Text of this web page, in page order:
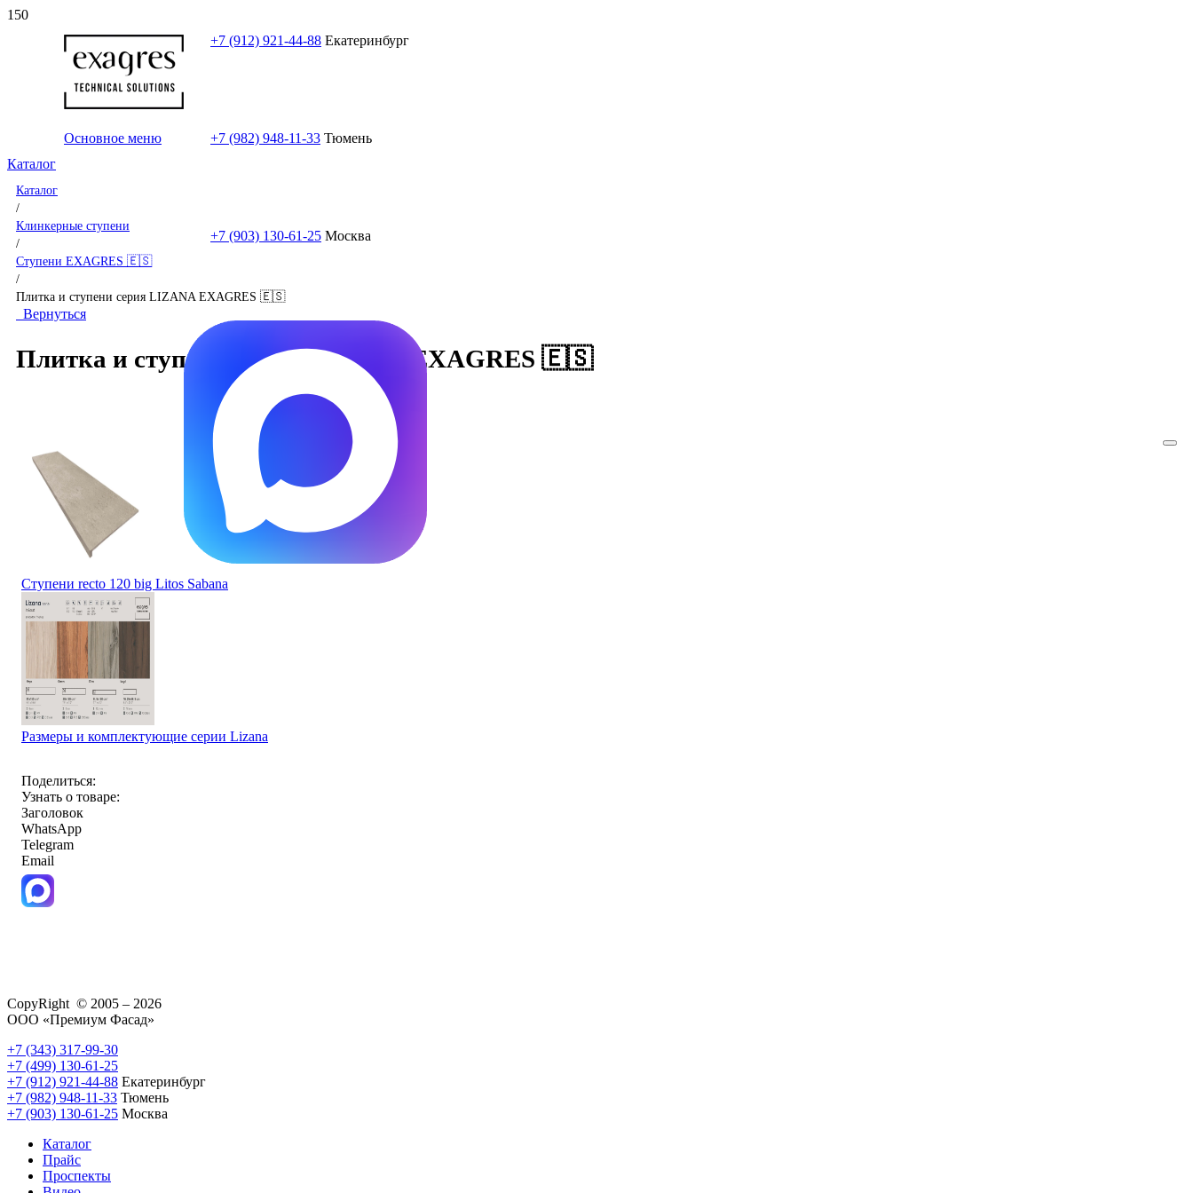
+7 (912) 921-44-88 Екатеринбург
+7 (982) 948-11-33 Тюмень
+7 (903) 130-61-25 Москва
Основное меню
Каталог
Каталог
/
Клинкерные ступени
/
Ступени EXAGRES 🇪🇸
/
Плитка и ступени серия LIZANA EXAGRES 🇪🇸
Вернуться
Плитка и ступени серия LIZANA EXAGRES 🇪🇸
Ступени recto 120 big Litos Sabana
Размеры и комплектующие серии Lizana
Поделиться:
Узнать о товаре:
Заголовок
WhatsApp
Telegram
Email
CopyRight © 2005 – 2026
ООО «Премиум Фасад»
+7 (343) 317-99-30
+7 (499) 130-61-25
+7 (912) 921-44-88 Екатеринбург
+7 (982) 948-11-33 Тюмень
+7 (903) 130-61-25 Москва
Каталог
Прайс
Проспекты